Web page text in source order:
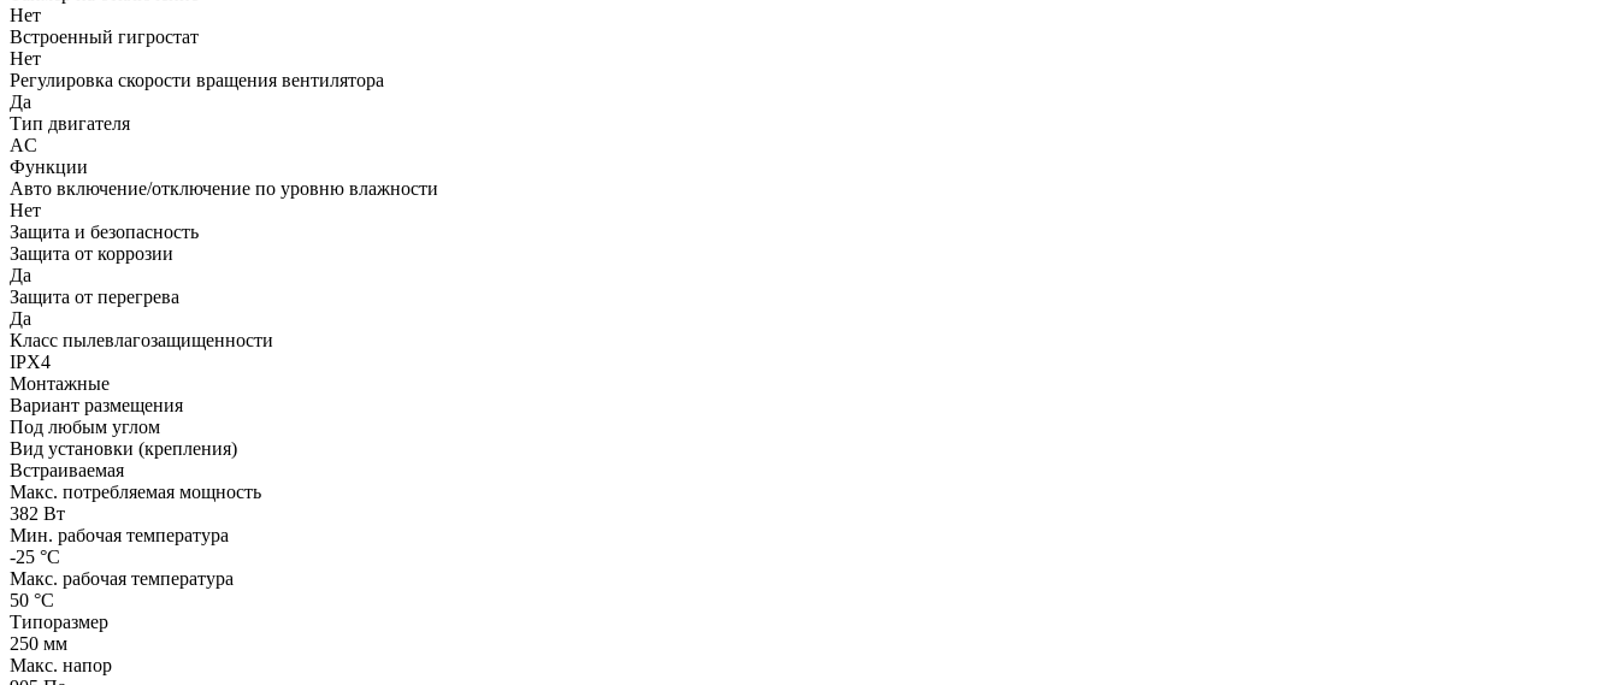
Нет
Встроенный гигростат
Нет
Регулировка скорости вращения вентилятора
Да
Тип двигателя
AC
Функции
Авто включение/отключение по уровню влажности
Нет
Защита и безопасность
Защита от коррозии
Да
Защита от перегрева
Да
Класс пылевлагозащищенности
IPX4
Монтажные
Вариант размещения
Под любым углом
Вид установки (крепления)
Встраиваемая
Макс. потребляемая мощность
382 Вт
Мин. рабочая температура
-25 °С
Макс. рабочая температура
50 °С
Типоразмер
250 мм
Макс. напор